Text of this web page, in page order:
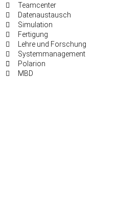
Teamcenter
Datenaustausch
Simulation
Fertigung
Lehre und Forschung
Systemmanagement
Polarion
MBD